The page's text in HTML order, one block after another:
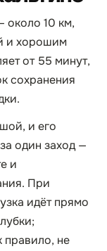
около 10 км,
и хорошим
от 55 минут,
сохранения
и его
один заход —
и
При
идёт прямо
правило, не